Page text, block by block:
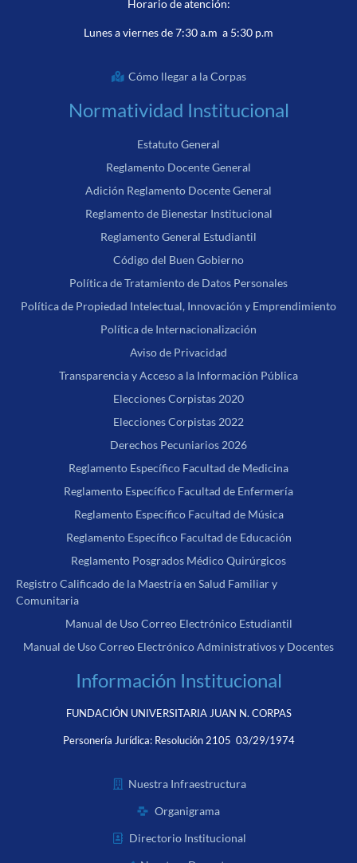
Horario de atención:
Lunes a viernes de 7:30 a.m a 5:30 p.m
Cómo llegar a la Corpas
Normatividad Institucional
Estatuto General
Reglamento Docente General
Adición Reglamento Docente General
Reglamento de Bienestar Institucional
Reglamento General Estudiantil
Código del Buen Gobierno
Política de Tratamiento de Datos Personales
Política de Propiedad Intelectual, Innovación y Emprendimiento
Política de Internacionalización
Aviso de Privacidad
Transparencia y Acceso a la Información Pública
Elecciones Corpistas 2020
Elecciones Corpistas 2022
Derechos Pecuniarios 2026
Reglamento Específico Facultad de Medicina
Reglamento Específico Facultad de Enfermería
Reglamento Específico Facultad de Música
Reglamento Específico Facultad de Educación
Reglamento Posgrados Médico Quirúrgicos
Registro Calificado de la Maestría en Salud Familiar y
Comunitaria
Manual de Uso Correo Electrónico Estudiantil
Manual de Uso Correo Electrónico Administrativos y Docentes
Información Institucional
FUNDACIÓN UNIVERSITARIA JUAN N. CORPAS
Personería Jurídica: Resolución 2105 03/29/1974
Nuestra Infraestructura
Organigrama
Directorio Institucional